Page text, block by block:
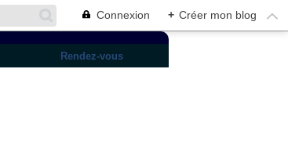
Connexion + Créer mon blog
Rendez-vous